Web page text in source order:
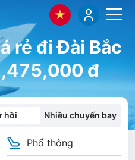
rẻ đi Đài Bắc
đ
hồi Nhiều chuyến bay
Phổ thông